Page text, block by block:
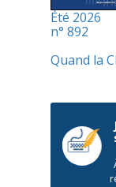
Été 2026
n° 892
Quand la